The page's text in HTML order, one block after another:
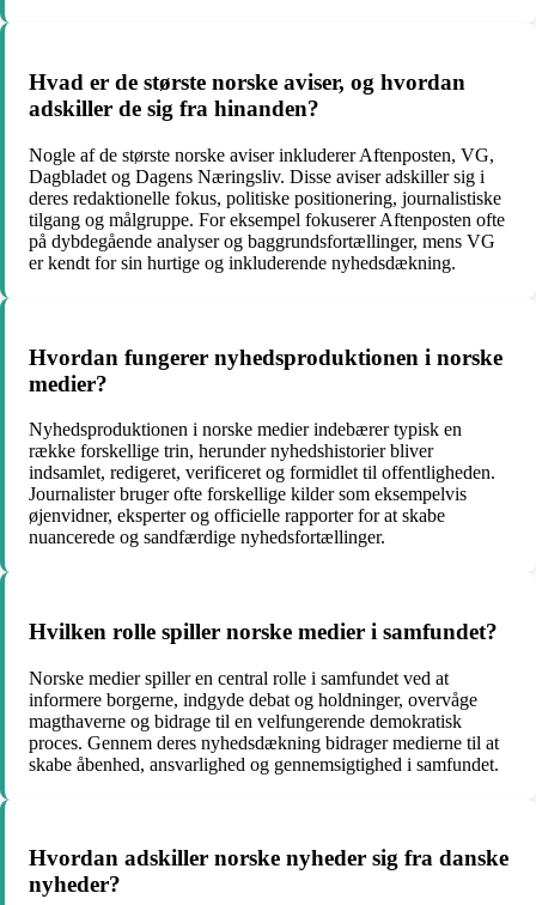
Hvad er de største norske aviser, og hvordan
adskiller de sig fra hinanden?
Nogle af de største norske aviser inkluderer Aftenposten, VG,
Dagbladet og Dagens Næringsliv. Disse aviser adskiller sig i
deres redaktionelle fokus, politiske positionering, journalistiske
tilgang og målgruppe. For eksempel fokuserer Aftenposten ofte
på dybdegående analyser og baggrundsfortællinger, mens VG
er kendt for sin hurtige og inkluderende nyhedsdækning.
Hvordan fungerer nyhedsproduktionen i norske
medier?
Nyhedsproduktionen i norske medier indebærer typisk en
række forskellige trin, herunder nyhedshistorier bliver
indsamlet, redigeret, verificeret og formidlet til offentligheden.
Journalister bruger ofte forskellige kilder som eksempelvis
øjenvidner, eksperter og officielle rapporter for at skabe
nuancerede og sandfærdige nyhedsfortællinger.
Hvilken rolle spiller norske medier i samfundet?
Norske medier spiller en central rolle i samfundet ved at
informere borgerne, indgyde debat og holdninger, overvåge
magthaverne og bidrage til en velfungerende demokratisk
proces. Gennem deres nyhedsdækning bidrager medierne til at
skabe åbenhed, ansvarlighed og gennemsigtighed i samfundet.
Hvordan adskiller norske nyheder sig fra danske
nyheder?